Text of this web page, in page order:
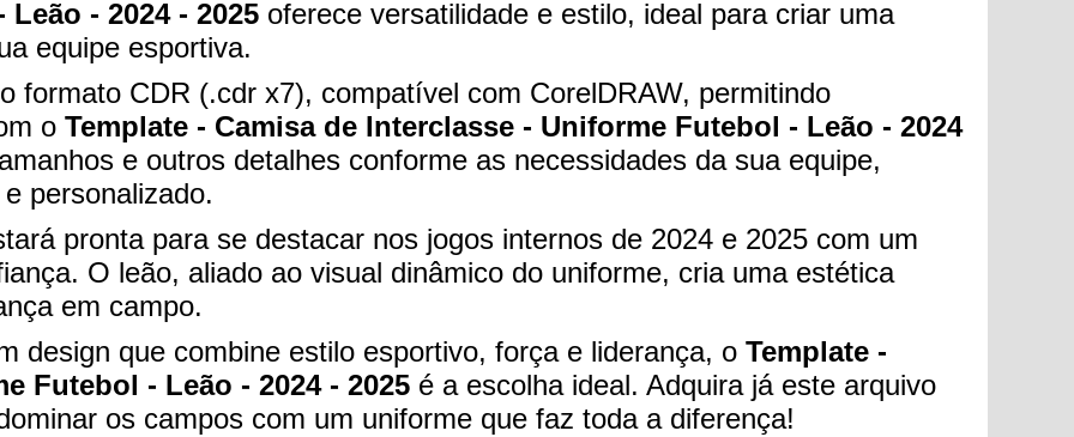
- 2024 - 2025 oferece versatilidade e estilo, ideal para criar uma
equipe esportiva.
formato CDR (.cdr x7), compatível com CorelDRAW, permitindo
o Template - Camisa de Interclasse - Uniforme Futebol - Leão - 2024
e outros detalhes conforme as necessidades da sua equipe,
personalizado.
pronta para se destacar nos jogos internos de 2024 e 2025 com um
O leão, aliado ao visual dinâmico do uniforme, cria uma estética
em campo.
design que combine estilo esportivo, força e liderança, o Template -
Futebol - Leão - 2024 - 2025 é a escolha ideal. Adquira já este arquivo
os campos com um uniforme que faz toda a diferença!